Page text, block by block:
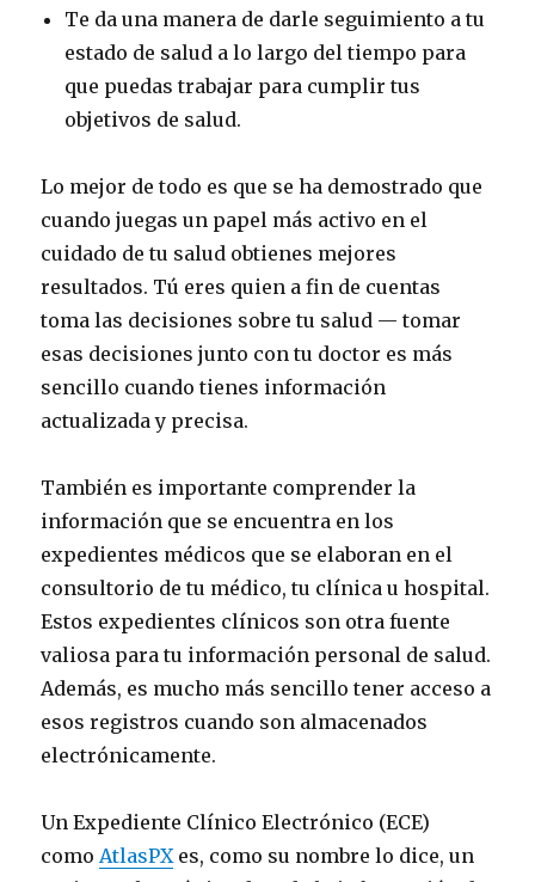
Te da una manera de darle seguimiento a tu
estado de salud a lo largo del tiempo para
que puedas trabajar para cumplir tus
objetivos de salud.
Lo mejor de todo es que se ha demostrado que
cuando juegas un papel más activo en el
cuidado de tu salud obtienes mejores
resultados. Tú eres quien a fin de cuentas
toma las decisiones sobre tu salud — tomar
esas decisiones junto con tu doctor es más
sencillo cuando tienes información
actualizada y precisa.
También es importante comprender la
información que se encuentra en los
expedientes médicos que se elaboran en el
consultorio de tu médico, tu clínica u hospital.
Estos expedientes clínicos son otra fuente
valiosa para tu información personal de salud.
Además, es mucho más sencillo tener acceso a
esos registros cuando son almacenados
electrónicamente.
Un Expediente Clínico Electrónico (ECE)
comoAtlasPXes, como su nombre lo dice, un